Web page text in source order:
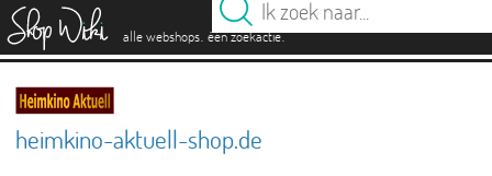
alle webshops. één zoekactie.
heimkino-aktuell-shop.de